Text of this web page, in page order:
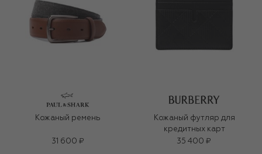
Кожаный ремень
31 600 ₽
Кожаный футляр для
кредитных карт
35 400 ₽